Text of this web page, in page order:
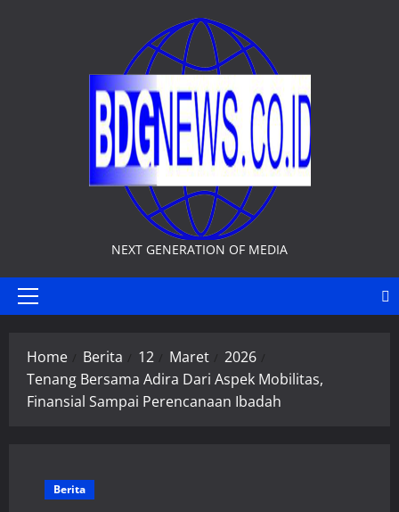
NEXT GENERATION OF MEDIA
Primary
Home Berita 12 Maret
2026
Tenang Bersama Adira Dari Aspek Mobilitas,
Finansial Sampai Perencanaan Ibadah
Berita